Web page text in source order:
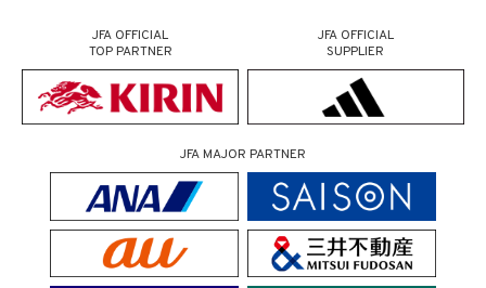
JFA OFFICIAL
TOP PARTNER
JFA OFFICIAL
SUPPLIER
JFA MAJOR PARTNER